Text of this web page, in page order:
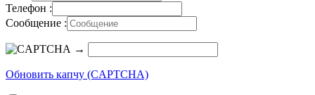
Телефон :
Сообщение :
→
Обновить капчу (CAPTCHA)